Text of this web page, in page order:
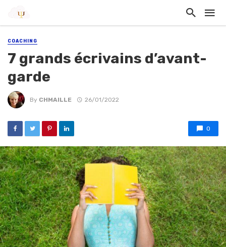
COACHING
7 grands écrivains d’avant-
garde
By CHMAILLE 26/01/2022
0